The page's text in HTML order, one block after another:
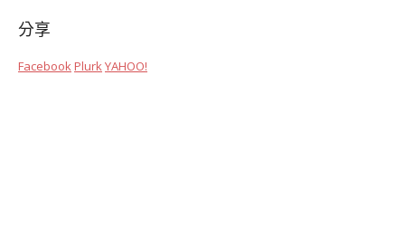
分享
FacebookPlurkYAHOO!